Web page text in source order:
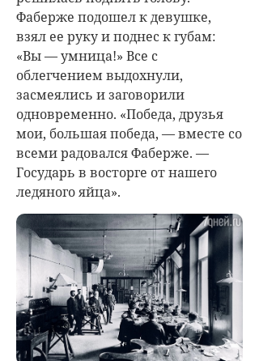
Фаберже подошел к девушке,
взял ее руку и поднес к губам:
«Вы — умница!» Все с
облегчением выдохнули,
засмеялись и заговорили
одновременно. «Победа, друзья
мои, большая победа, — вместе со
всеми радовался Фаберже. —
Государь в восторге от нашего
ледяного яйца».